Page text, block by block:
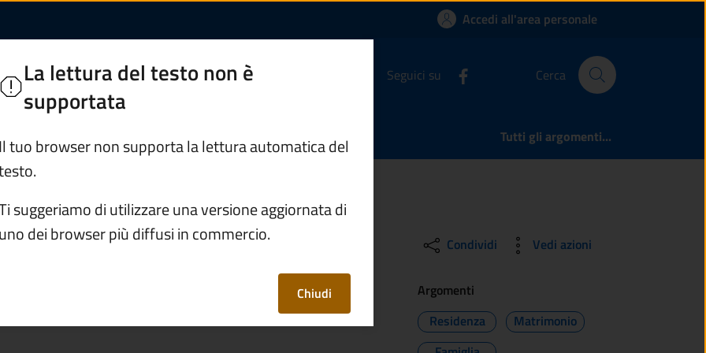
anagrafico | Comune di Monno
Accedi all'area personale
Seguici su Cerca
Servizi Vivere Monno Tutti gli argomenti...
/ Richiedere un certificato anagrafico
anagrafico Condividi Vedi azioni
La lettura del testo non è
supportata
Il tuo browser non supporta la lettura automatica del
suggeriamo di utilizzare una versione aggiornata di
uno dei browser più diffusi in commercio.
Chiudi
Argomenti
Residenza
Matrimonio